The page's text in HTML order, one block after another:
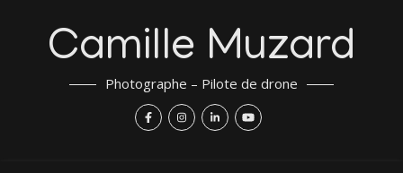
Camille Muzard
Photographe – Pilote de drone